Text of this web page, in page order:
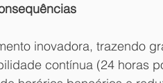
inovadora, trazendo
contínua (24 horas